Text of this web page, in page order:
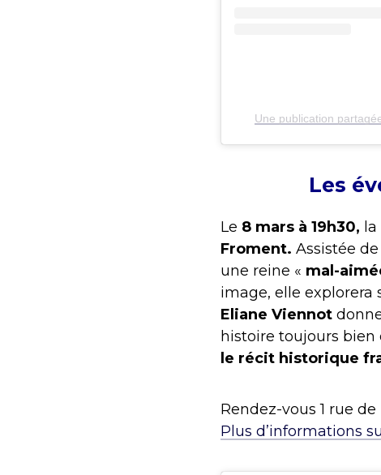
Une publication
Les
Le 8 mars à 19h30,
Froment. Assistée
une reine « mal-
image, elle explorera
Eliane Viennot
histoire toujours bien
le récit historique
Rendez-vous 1 rue
Plus d’informations